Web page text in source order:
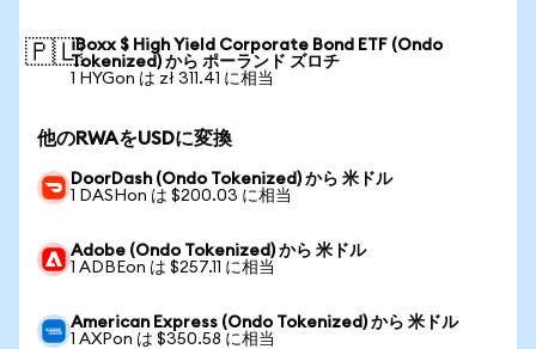
🇵🇱iBoxx $ High Yield Corporate Bond ETF (Ondo
Tokenized) から ポーランド ズロチ
1 HYGon は zł 311.41 に相当
他のRWAをUSDに変換
DoorDash (Ondo Tokenized) から 米ドル
1 DASHon は $200.03 に相当
Adobe (Ondo Tokenized) から 米ドル
1 ADBEon は $257.11 に相当
American Express (Ondo Tokenized) から 米ドル
1 AXPon は $350.58 に相当